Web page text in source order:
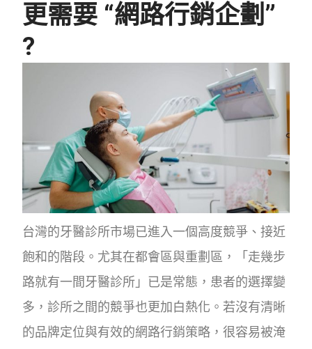
更需要 “網路行銷企劃”
?
台灣的牙醫診所市場已進入一個高度競爭、接近
飽和的階段。尤其在都會區與重劃區，「走幾步
路就有一間牙醫診所」已是常態，患者的選擇變
多，診所之間的競爭也更加白熱化。若沒有清晰
的品牌定位與有效的網路行銷策略，很容易被淹